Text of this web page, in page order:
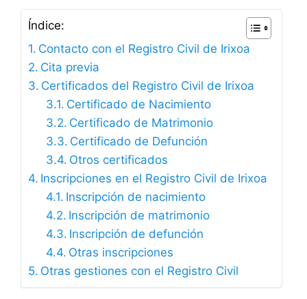
Índice:
Contacto con el Registro Civil de Irixoa
Cita previa
Certificados del Registro Civil de Irixoa
Certificado de Nacimiento
Certificado de Matrimonio
Certificado de Defunción
Otros certificados
Inscripciones en el Registro Civil de Irixoa
Inscripción de nacimiento
Inscripción de matrimonio
Inscripción de defunción
Otras inscripciones
Otras gestiones con el Registro Civil